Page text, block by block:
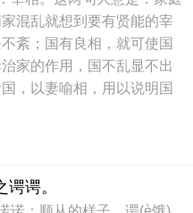
混乱就想到要有贤能的宰
紊；国有良相，就可使国
家的作用，国不乱显不出
，以妻喻相，用以说明国
谔。